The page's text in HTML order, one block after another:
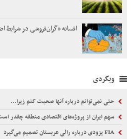
افسانه «گران‌فروشی در شرایط
وبگردی
حتی نمی‌توانم درباره آنها صحبت کنم زیرا...
سهم ایران از پروژه‌های اقتصادی منطقه چقدر